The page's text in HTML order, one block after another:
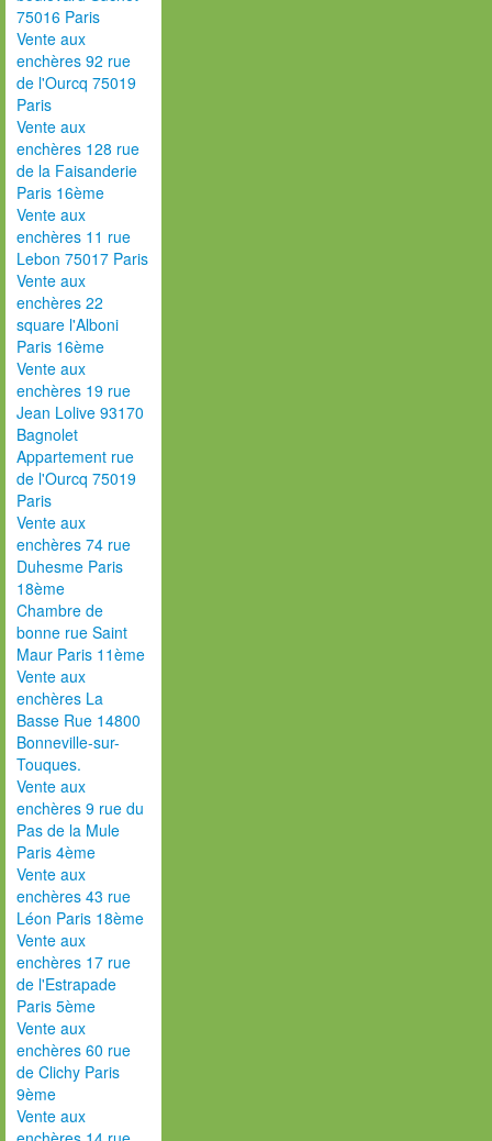
75016 Paris
Vente aux
enchères 92 rue
de l'Ourcq 75019
Paris
Vente aux
enchères 128 rue
de la Faisanderie
Paris 16ème
Vente aux
enchères 11 rue
Lebon 75017 Paris
Vente aux
enchères 22
square l'Alboni
Paris 16ème
Vente aux
enchères 19 rue
Jean Lolive 93170
Bagnolet
Appartement rue
de l'Ourcq 75019
Paris
Vente aux
enchères 74 rue
Duhesme Paris
18ème
Chambre de
bonne rue Saint
Maur Paris 11ème
Vente aux
enchères La
Basse Rue 14800
Bonneville-sur-
Touques.
Vente aux
enchères 9 rue du
Pas de la Mule
Paris 4ème
Vente aux
enchères 43 rue
Léon Paris 18ème
Vente aux
enchères 17 rue
de l'Estrapade
Paris 5ème
Vente aux
enchères 60 rue
de Clichy Paris
9ème
Vente aux